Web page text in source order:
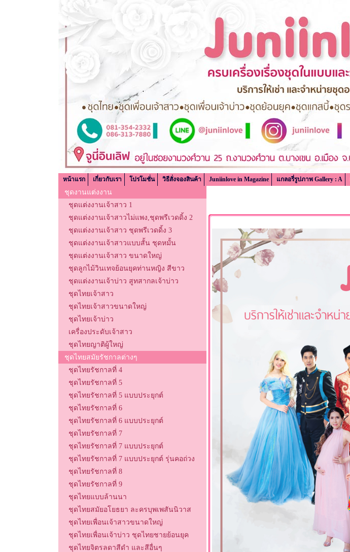
หน้าแรก เกี่ยวกับเรา โปรโมชั่น วิธีสั่งจองสินค้า Juniinlove in Magazine แกลอรี่รูปภาพ Gallery : A
ชุดงานแต่งงาน
ชุดแต่งงานเจ้าสาว 1
ชุดแต่งงานเจ้าสาวไม่แพง,ชุดพรีเวดดิ้ง 2
ชุดแต่งงานเจ้าสาว ชุดพรีเวดดิ้ง 3
ชุดแต่งงานเจ้าสาวแบบสั้น ชุดหมั้น
ชุดแต่งงานเจ้าสาว ขนาดใหญ่
ชุดลูกไม้วินเทจย้อนยุคท่านหญิง สีขาว
ชุดแต่งงานเจ้าบ่าว สูทสากลเจ้าบ่าว
ชุดไทยเจ้าสาว
ชุดไทยเจ้าสาวขนาดใหญ่
ชุดไทยเจ้าบ่าว
เครื่องประดับเจ้าสาว
ชุดไทยญาติผู้ใหญ่
ชุดไทยสมัยรัชกาลต่างๆ
ชุดไทยรัชกาลที่ 4
ชุดไทยรัชกาลที่ 5
ชุดไทยรัชกาลที่ 5 แบบประยุกต์
ชุดไทยรัชกาลที่ 6
ชุดไทยรัชกาลที่ 6 แบบประยุกต์
ชุดไทยรัชกาลที่ 7
ชุดไทยรัชกาลที่ 7 แบบประยุกต์
ชุดไทยรัชกาลที่ 7 แบบประยุกต์ รุ่นคอถ่วง
ชุดไทยรัชกาลที่ 8
ชุดไทยรัชกาลที่ 9
ชุดไทยแบบล้านนา
ชุดไทยสมัยอโยธยา ละครบุพเพสันนิวาส
ชุดไทยเพื่อนเจ้าสาวขนาดใหญ่
ชุดไทยเพื่อนเจ้าบ่าว ชุดไทยชายย้อนยุค
ชุดไทยจิตรลดาสีดำ และสีอื่นๆ